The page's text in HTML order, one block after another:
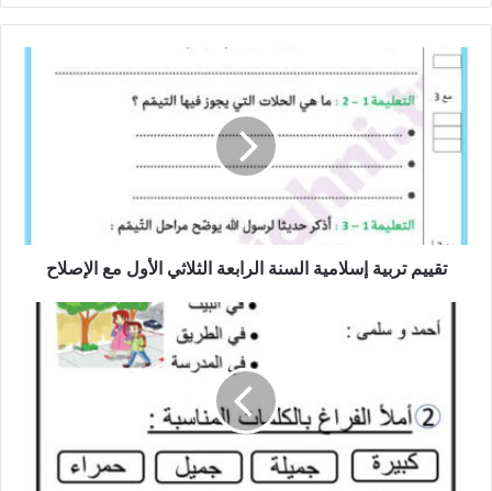
تقييم
إسلامية
السنة
الرابعة
الإصلاح
تقييم تربية إسلامية السنة الرابعة الثلاثي الأول مع الإصلاح
ابتدائي